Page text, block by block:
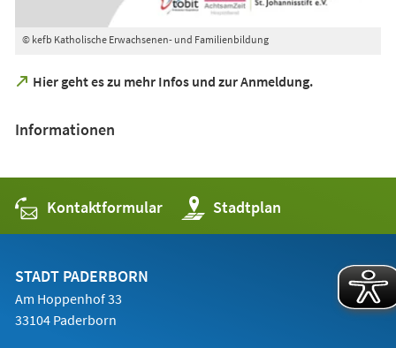
© kefb Katholische Erwachsenen- und Familienbildung
Hier geht es zu mehr Infos und zur Anmeldung.
(Öffnet
neuen
Informationen
Kontaktformular Stadtplan
(Öffnet
in
einem
STADT PADERBORN
Am Hoppenhof 33
33104 Paderborn